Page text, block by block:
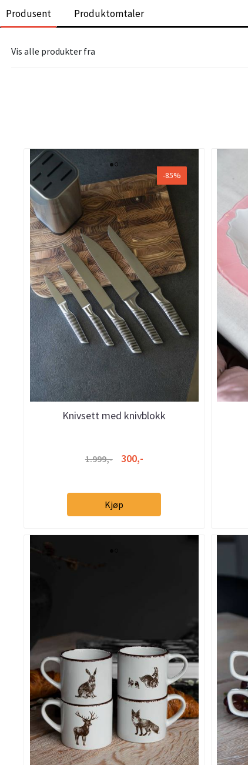
Produsent Produktomtaler
Vis alle produkter fra
-85%
Knivsett med knivblokk
1.999,- 300,-
Kjøp